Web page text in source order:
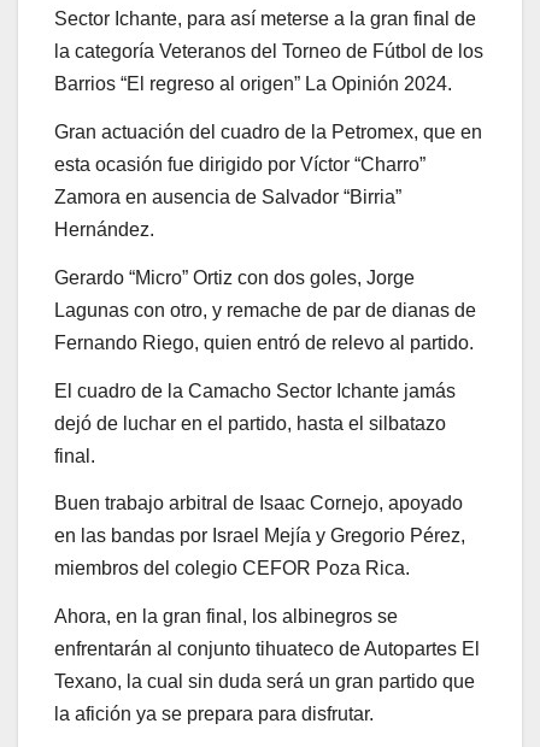
Sector Ichante, para así meterse a la gran final de
la categoría Veteranos del Torneo de Fútbol de los
Barrios “El regreso al origen” La Opinión 2024.
Gran actuación del cuadro de la Petromex, que en
esta ocasión fue dirigido por Víctor “Charro”
Zamora en ausencia de Salvador “Birria”
Hernández.
Gerardo “Micro” Ortiz con dos goles, Jorge
Lagunas con otro, y remache de par de dianas de
Fernando Riego, quien entró de relevo al partido.
El cuadro de la Camacho Sector Ichante jamás
dejó de luchar en el partido, hasta el silbatazo
final.
Buen trabajo arbitral de Isaac Cornejo, apoyado
en las bandas por Israel Mejía y Gregorio Pérez,
miembros del colegio CEFOR Poza Rica.
Ahora, en la gran final, los albinegros se
enfrentarán al conjunto tihuateco de Autopartes El
Texano, la cual sin duda será un gran partido que
la afición ya se prepara para disfrutar.